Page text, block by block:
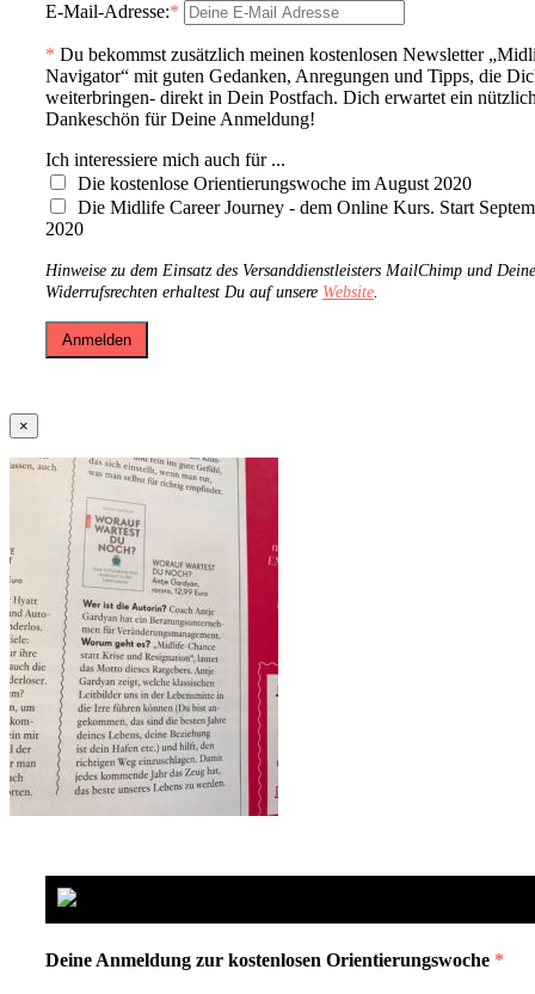
E-Mail-Adresse:*
* Du bekommst zusätzlich meinen kostenlosen Newsletter
Navigator“ mit guten Gedanken, Anregungen und Tipps, die
weiterbringen- direkt in Dein Postfach. Dich erwartet ein
Dankeschön für Deine Anmeldung!
Ich interessiere mich auch für ...
Die kostenlose Orientierungswoche im August 2020
Die Midlife Career Journey - dem Online Kurs. Start
2020
Hinweise zu dem Einsatz des Versanddienstleisters MailChimp und
Widerrufsrechten erhaltest Du auf unsere Website.
×
Deine Anmeldung zur kostenlosen Orientierungswoche *